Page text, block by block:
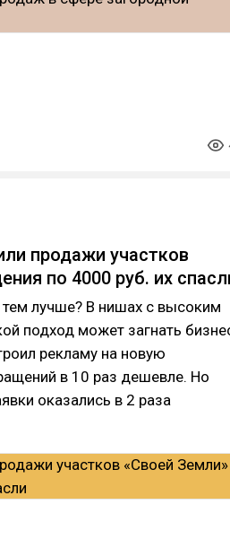
продажи участков
по 4000 руб. их
лучше? В нишах с высоким
подход может загнать
рекламу на новую
в 10 раз дешевле. Но
оказались в 2 раза